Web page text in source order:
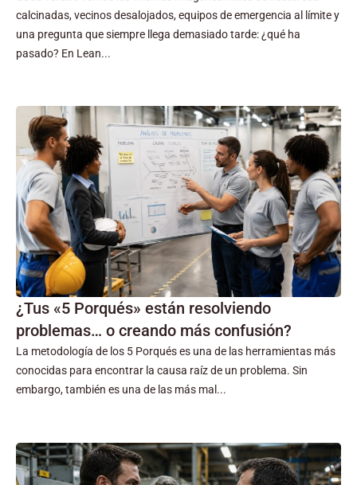
calcinadas, vecinos desalojados, equipos de emergencia al límite y
una pregunta que siempre llega demasiado tarde: ¿qué ha
pasado? En Lean...
¿Tus «5 Porqués» están resolviendo
problemas… o creando más confusión?
La metodología de los 5 Porqués es una de las herramientas más
conocidas para encontrar la causa raíz de un problema. Sin
embargo, también es una de las más mal...